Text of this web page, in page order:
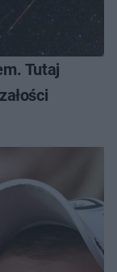
Tutaj